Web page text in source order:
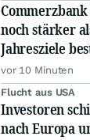
noch stärker
Jahresziele
vor 10 Minuten
Flucht aus USA
Investoren
nach Europa